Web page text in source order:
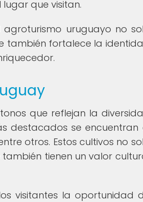
que visitan.
uruguayo no
también fortalece la
que reflejan la
destacados se encuentran
otros. Estos cultivos no
tienen un valor
visitantes la oportunidad